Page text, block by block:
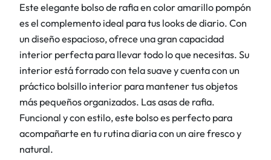
r
i
l
l
o
p
o
m
p
o
Este elegante bolso de rafia en color amarillo pompón
es el complemento ideal para tus looks de diario. Con
un diseño espacioso, ofrece una gran capacidad
interior perfecta para llevar todo lo que necesitas. Su
interior está forrado con tela suave y cuenta con un
práctico bolsillo interior para mantener tus objetos
más pequeños organizados. Las asas de rafia.
Funcional y con estilo, este bolso es perfecto para
acompañarte en tu rutina diaria con un aire fresco y
natural.